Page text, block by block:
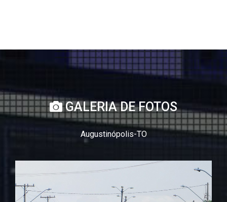
GALERIA DE FOTOS
Augustinópolis-TO